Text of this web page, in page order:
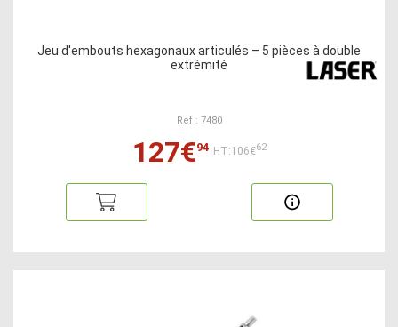
Jeu d'embouts hexagonaux articulés – 5 pièces à double
extrémité
Ref : 7480
127€94 HT:106€62